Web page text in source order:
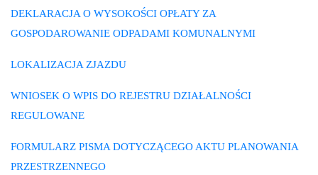
DEKLARACJA O WYSOKOŚCI OPŁATY ZA
GOSPODAROWANIE ODPADAMI KOMUNALNYMI
LOKALIZACJA ZJAZDU
WNIOSEK O WPIS DO REJESTRU DZIAŁALNOŚCI
REGULOWANE
FORMULARZ PISMA DOTYCZĄCEGO AKTU PLANOWANIA
PRZESTRZENNEGO